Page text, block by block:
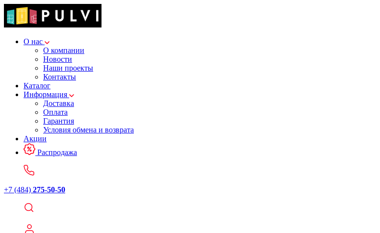
О нас
О компании
Новости
Наши проекты
Контакты
Каталог
Информация
Доставка
Оплата
Гарантия
Условия обмена и возврата
Акции
Распродажа
+7 (484) 275-50-50